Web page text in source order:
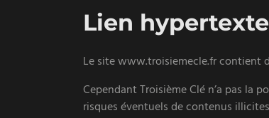
Lien
Le site www.troisiemecle.fr contient
Cependant Troisième Clé n’a pas la
risques éventuels de contenus